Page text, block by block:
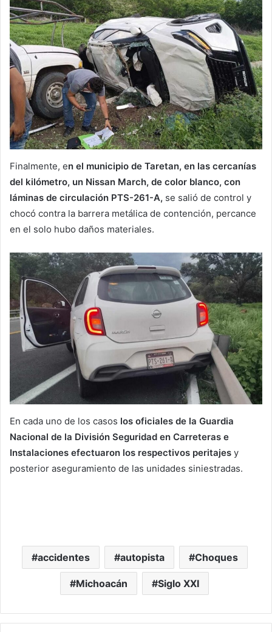
Finalmente, en el municipio de Taretan, en las cercanías
del kilómetro, un Nissan March, de color blanco, con
láminas de circulación PTS-261-A, se salió de control y
chocó contra la barrera metálica de contención, percance
en el solo hubo daños materiales.
En cada uno de los casos los oficiales de la Guardia
Nacional de la División Seguridad en Carreteras e
Instalaciones efectuaron los respectivos peritajes y
posterior aseguramiento de las unidades siniestradas.
accidentes autopista Choques
Michoacán Siglo XXI